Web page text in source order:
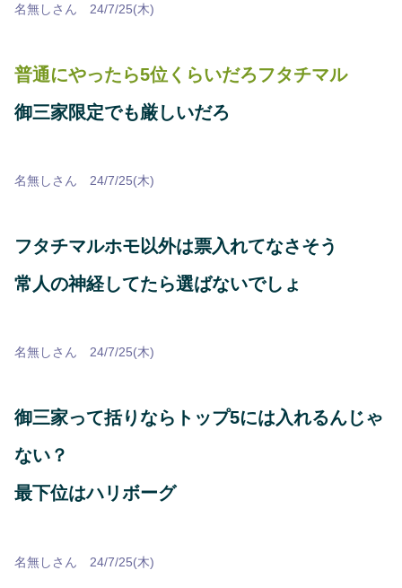
名無しさん 24/7/25(木)
普通にやったら5位くらいだろフタチマル
御三家限定でも厳しいだろ
名無しさん 24/7/25(木)
フタチマルホモ以外は票入れてなさそう
常人の神経してたら選ばないでしょ
名無しさん 24/7/25(木)
御三家って括りならトップ5には入れるんじゃ
ない？
最下位はハリボーグ
名無しさん 24/7/25(木)